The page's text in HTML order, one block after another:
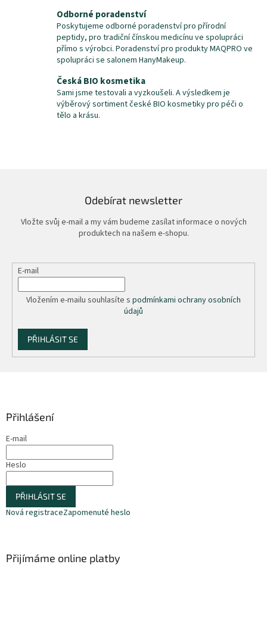
í
p
r
v
k
v
ý
p
Odborné poradenství
Poskytujeme odborné poradenství pro přírodní
peptidy, pro tradiční čínskou medicínu ve spolupráci
přímo s výrobci. Poradenství pro produkty MAQPRO ve
spolupráci se salonem HanyMakeup.
Česká BIO kosmetika
Sami jsme testovali a vyzkoušeli. A výsledkem je
výběrový sortiment české BIO kosmetiky pro péči o
tělo a krásu.
Odebírat newsletter
Vložte svůj e-mail a my vám budeme zasílat informace o nových
produktech na našem e-shopu.
E-mail
Vložením e-mailu souhlasíte s podmínkami ochrany osobních
údajů
PŘIHLÁSIT SE
Přihlášení
E-mail
Heslo
PŘIHLÁSIT SE
Nová registraceZapomenuté heslo
Přijímáme online platby